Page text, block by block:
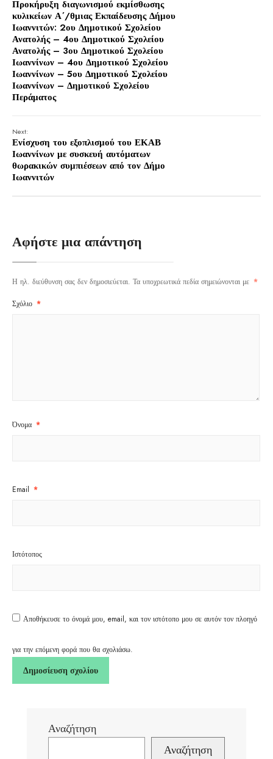
Προκήρυξη διαγωνισμού εκμίσθωσης
κυλικείων Α΄/θμιας Εκπαίδευσης Δήμου
Ιωαννιτών: 2ου Δημοτικού Σχολείου
Ανατολής – 4ου Δημοτικού Σχολείου
Ανατολής – 3ου Δημοτικού Σχολείου
Ιωαννίνων – 4ου Δημοτικού Σχολείου
Ιωαννίνων – 5ου Δημοτικού Σχολείου
Ιωαννίνων – Δημοτικού Σχολείου
Περάματος
Next:
Ενίσχυση του εξοπλισμού του ΕΚΑΒ
Ιωαννίνων με συσκευή αυτόματων
θωρακικών συμπιέσεων από τον Δήμο
Ιωαννιτών
Αφήστε μια απάντηση
Η ηλ. διεύθυνση σας δεν δημοσιεύεται. Τα υποχρεωτικά πεδία σημειώνονται με *
Σχόλιο *
Όνομα *
Email *
Ιστότοπος
Αποθήκευσε το όνομά μου, email, και τον ιστότοπο μου σε αυτόν τον πλοηγό
για την επόμενη φορά που θα σχολιάσω.
Αναζήτηση
Αναζήτηση